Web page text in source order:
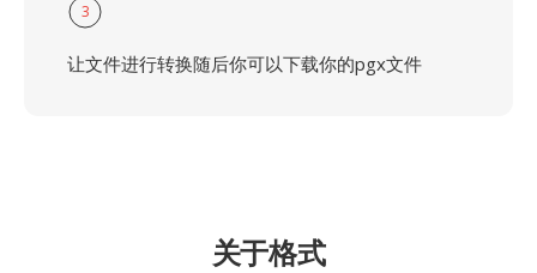
3
让文件进行转换随后你可以下载你的pgx文件
关于格式